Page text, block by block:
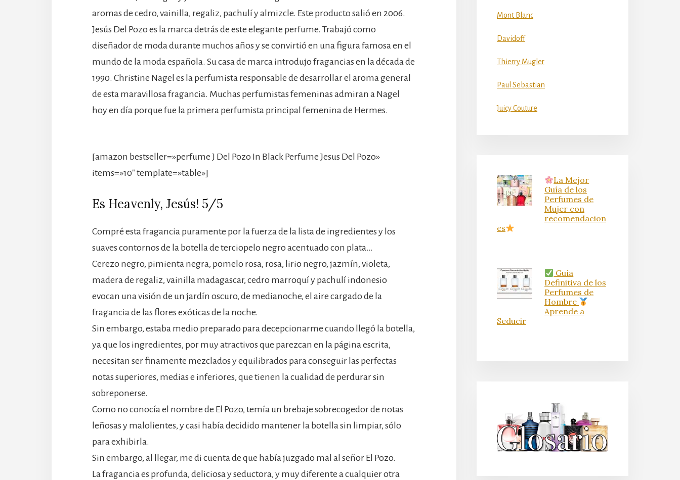
aromas de cedro, vainilla, regaliz, pachulí y almizcle. Este producto salió en 2006.
Jesús Del Pozo es la marca detrás de este elegante perfume. Trabajó como
diseñador de moda durante muchos años y se convirtió en una figura famosa en el
mundo de la moda española. Su casa de marca introdujo fragancias en la década de
1990. Christine Nagel es la perfumista responsable de desarrollar el aroma general
de esta maravillosa fragancia. Muchas perfumistas femeninas admiran a Nagel
hoy en día porque fue la primera perfumista principal femenina de Hermes.
[amazon bestseller=»perfume J Del Pozo In Black Perfume Jesus Del Pozo»
items=»10″ template=»table»]
Es Heavenly, Jesús! 5/5
Compré esta fragancia puramente por la fuerza de la lista de ingredientes y los
suaves contornos de la botella de terciopelo negro acentuado con plata…
Cerezo negro, pimienta negra, pomelo rosa, rosa, lirio negro, jazmín, violeta,
madera de regaliz, vainilla madagascar, cedro marroquí y pachulí indonesio
evocan una visión de un jardín oscuro, de medianoche, el aire cargado de la
fragancia de las flores exóticas de la noche.
Sin embargo, estaba medio preparado para decepcionarme cuando llegó la botella,
ya que los ingredientes, por muy atractivos que parezcan en la página escrita,
necesitan ser finamente mezclados y equilibrados para conseguir las perfectas
notas superiores, medias e inferiores, que tienen la cualidad de perdurar sin
sobreponerse.
Como no conocía el nombre de El Pozo, temía un brebaje sobrecogedor de notas
leñosas y malolientes, y casi había decidido mantener la botella sin limpiar, sólo
para exhibirla.
Sin embargo, al llegar, me di cuenta de que había juzgado mal al señor El Pozo.
La fragancia es profunda, deliciosa y seductora, y muy diferente a cualquier otra
Mont Blanc
Davidoff
Thierry Mugler
Paul Sebastian
Juicy Couture
La Mejor
Guía de los
Perfumes de
Mujer con
recomendacion
es
Guía
Definitiva de los
Perfumes de
Hombre
Aprende a
Seducir